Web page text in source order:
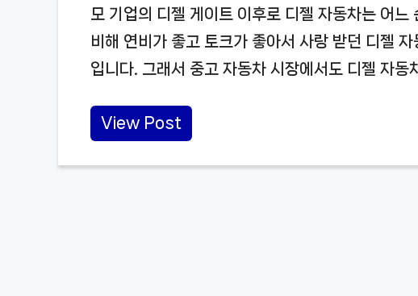
모 기업의 디젤 게이트 이후로 디젤 자동차는 어느
비해 연비가 좋고 토크가 좋아서 사랑 받던 디젤
입니다. 그래서 중고 자동차 시장에서도 디젤 자동
View Post